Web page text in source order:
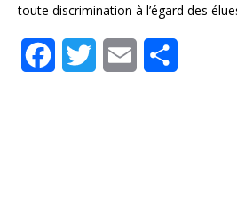
toute discrimination à l’égard des